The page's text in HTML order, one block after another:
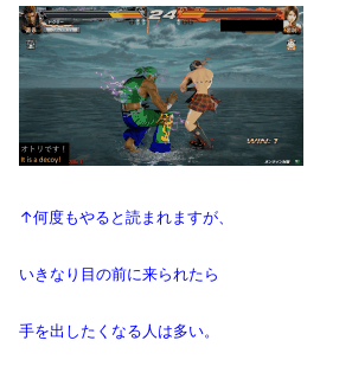
↑何度もやると読まれますが、
いきなり目の前に来られたら
手を出したくなる人は多い。